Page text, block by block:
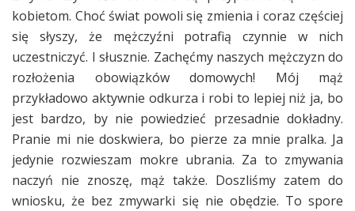
kobietom. Choć świat powoli się zmienia i coraz częściej
się słyszy, że mężczyźni potrafią czynnie w nich
uczestniczyć. I słusznie. Zachęćmy naszych mężczyzn do
rozłożenia obowiązków domowych! Mój mąż
przykładowo aktywnie odkurza i robi to lepiej niż ja, bo
jest bardzo, by nie powiedzieć przesadnie dokładny.
Pranie mi nie doskwiera, bo pierze za mnie pralka. Ja
jedynie rozwieszam mokre ubrania. Za to zmywania
naczyń nie znoszę, mąż także. Doszliśmy zatem do
wniosku, że bez zmywarki się nie obędzie. To spore